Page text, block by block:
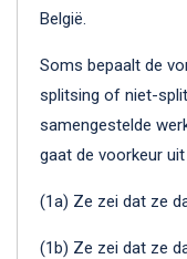
België.
Soms bepaalt de
splitsing of niet-
samengestelde
gaat de voorkeur
(1a) Ze zei dat ze
(1b) Ze zei dat ze